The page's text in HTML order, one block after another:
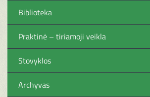
Biblioteka
Praktinė – tiriamoji veikla
Stovyklos
Archyvas